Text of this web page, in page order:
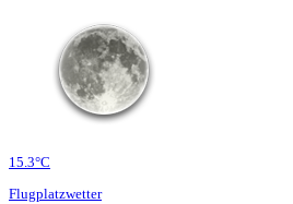
15.3°C
Flugplatzwetter